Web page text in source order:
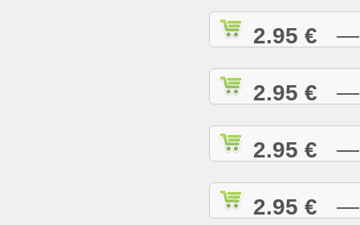
2.95 € —
2.95 € —
2.95 € —
2.95 € —